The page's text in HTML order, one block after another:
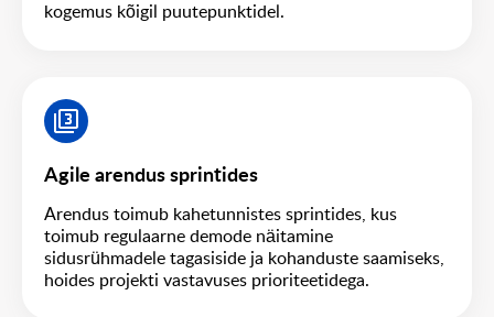
kogemus kõigil puutepunktidel.
Agile arendus sprintides
Arendus toimub kahetunnistes sprintides, kus
toimub regulaarne demode näitamine
sidusrühmadele tagasiside ja kohanduste saamiseks,
hoides projekti vastavuses prioriteetidega.